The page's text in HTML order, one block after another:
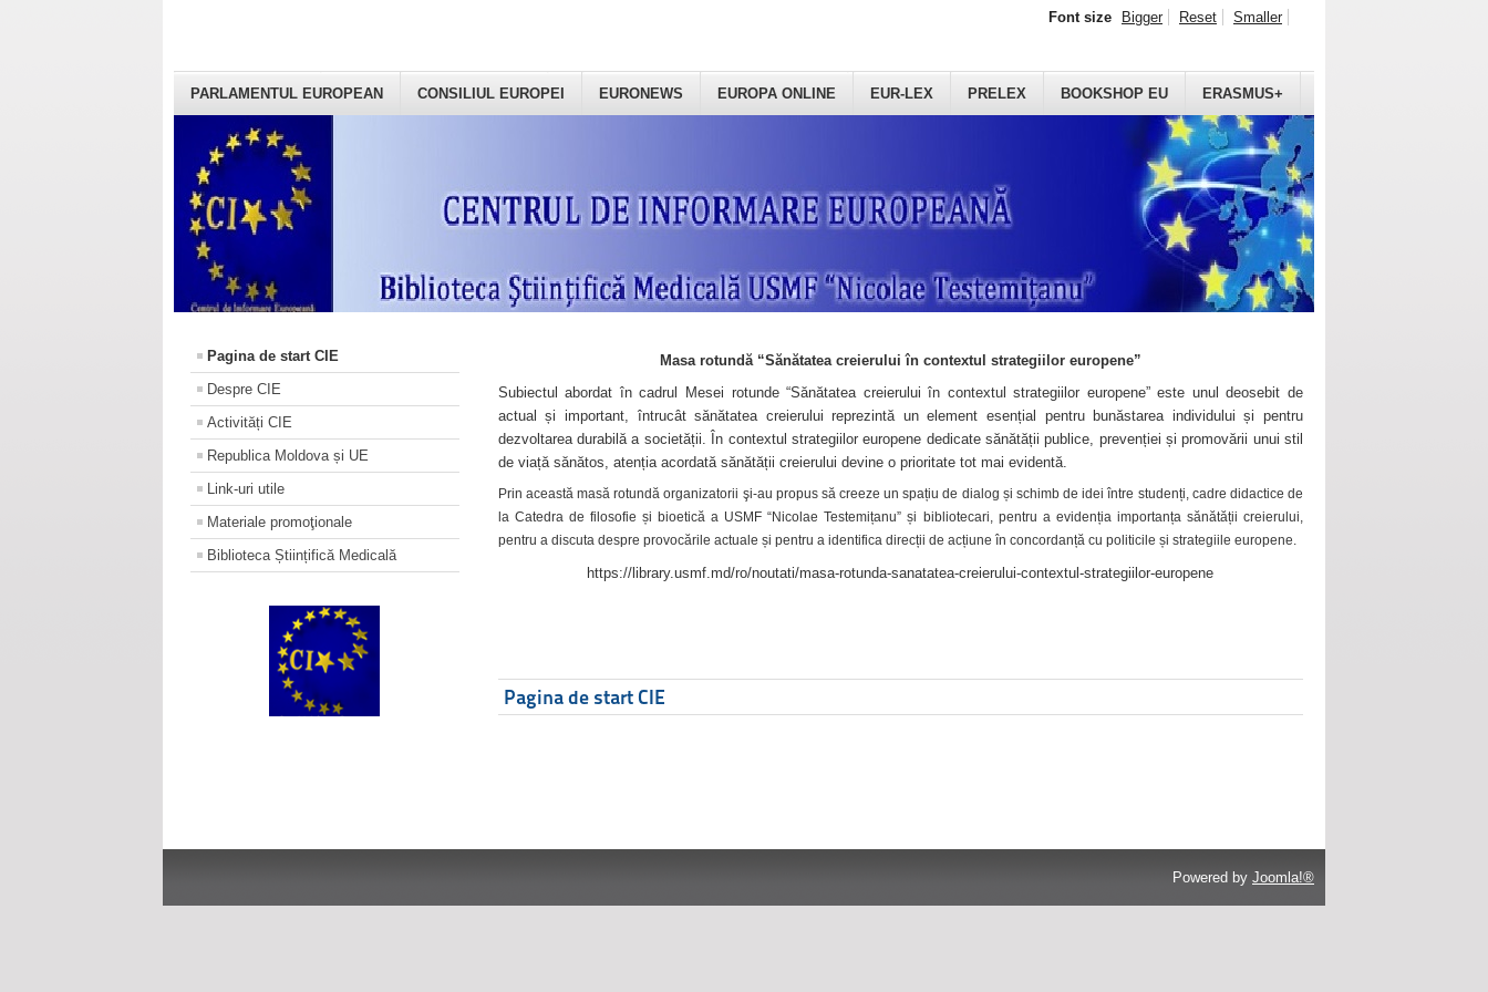
PARLAMENTUL EUROPEAN CONSILIUL EUROPEI EURONEWS EUROPA ONLINE EUR-LEX PRELEX BOOKSHOP EU ERASMUS+
Font size Bigger Reset Smaller
Pagina de start CIE
Despre CIE
Activități CIE
Republica Moldova și UE
Link-uri utile
Materiale promoţionale
Biblioteca Științifică Medicală
Masa rotundă “Sănătatea creierului în contextul strategiilor europene”
Subiectul abordat în cadrul Mesei rotunde “Sănătatea creierului în contextul strategiilor europene” este unul deosebit de
actual și important, întrucât sănătatea creierului reprezintă un element esențial pentru bunăstarea individului și pentru
dezvoltarea durabilă a societății. În contextul strategiilor europene dedicate sănătății publice, prevenției și promovării unui stil
de viață sănătos, atenția acordată sănătății creierului devine o prioritate tot mai evidentă.
Prin această masă rotundă organizatorii şi-au propus să creeze un spațiu de dialog și schimb de idei între studenți, cadre didactice de
la Catedra de filosofie și bioetică a USMF “Nicolae Testemițanu” și bibliotecari, pentru a evidenția importanța sănătății creierului,
pentru a discuta despre provocările actuale și pentru a identifica direcții de acțiune în concordanță cu politicile și strategiile europene.
https://library.usmf.md/ro/noutati/masa-rotunda-sanatatea-creierului-contextul-strategiilor-europene
Pagina de start CIE
Powered by Joomla!®